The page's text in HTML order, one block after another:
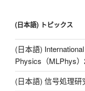
Li
n
k
(日本語) トピックス
(日本語)
Physics（MLPhys
(日本語) 信号処理